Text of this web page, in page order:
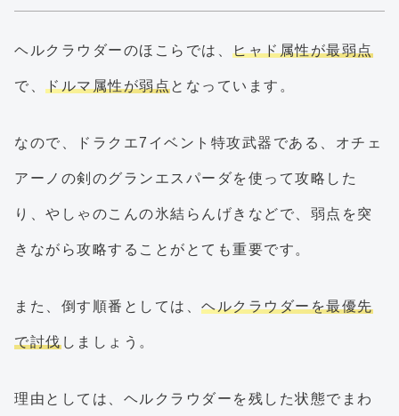
ヘルクラウダーのほこらでは、 ヒャド属性が最弱点
で、 ドルマ属性が弱点となっています。
なので、ドラクエ7イベント特攻武器である、オチェ
アーノの剣のグランエスパーダを使って攻略した
り、やしゃのこんの氷結らんげきなどで、弱点を突
きながら攻略することがとても重要です。
また、倒す順番としては、 ヘルクラウダーを最優先
で討伐しましょう。
理由としては、ヘルクラウダーを残した状態でまわ